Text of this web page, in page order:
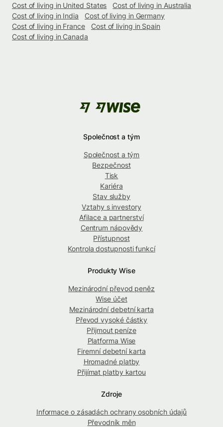
Cost of living in United States
Cost of living in Australia
Cost of living in India
Cost of living in Germany
Cost of living in France
Cost of living in Spain
Cost of living in Canada
Společnost a tým
Společnost a tým
Bezpečnost
Tisk
Kariéra
Stav služby
Vztahy s investory
Afilace a partnerství
Centrum nápovědy
Přístupnost
Kontrola dostupnosti funkcí
Produkty Wise
Mezinárodní převod peněz
Wise účet
Mezinárodní debetní karta
Převod vysoké částky
Přijmout peníze
Platforma Wise
Firemní debetní karta
Hromadné platby
Přijímat platby kartou
Zdroje
Informace o zásadách ochrany osobních údajů
Převodník měn